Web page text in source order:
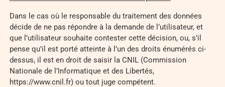
Dans le cas où le responsable du traitement des données
décide de ne pas répondre à la demande de l’utilisateur, et
que l’utilisateur souhaite contester cette décision, ou, s’il
pense qu’il est porté atteinte à l’un des droits énumérés ci-
dessus, il est en droit de saisir la CNIL (Commission
Nationale de l’Informatique et des Libertés,
https://www.cnil.fr) ou tout juge compétent.